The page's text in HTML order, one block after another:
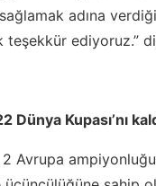
sağlamak adına
teşekkür ediyoruz.”
Dünya Kupası’nı
Avrupa